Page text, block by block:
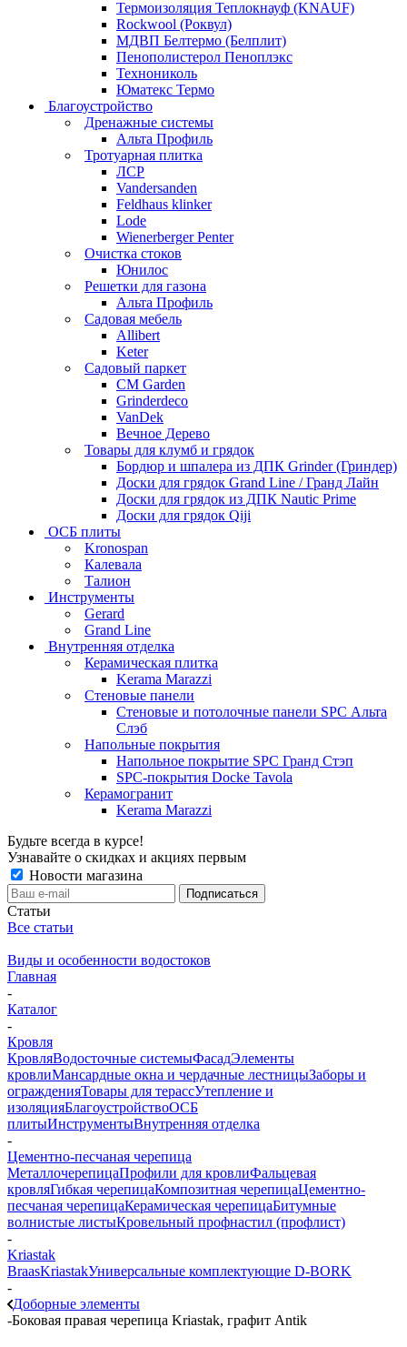
Термоизоляция Теплокнауф (KNAUF)
Rockwool (Роквул)
МДВП Белтермо (Белплит)
Пенополистерол Пеноплэкс
Технониколь
Юматекс Термо
Благоустройство
Дренажные системы
Альта Профиль
Тротуарная плитка
ЛСР
Vandersanden
Feldhaus klinker
Lode
Wienerberger Penter
Очистка стоков
Юнилос
Решетки для газона
Альта Профиль
Садовая мебель
Allibert
Keter
Садовый паркет
CM Garden
Grinderdeco
VanDek
Вечное Дерево
Товары для клумб и грядок
Бордюр и шпалера из ДПК Grinder (Гриндер)
Доски для грядок Grand Line / Гранд Лайн
Доски для грядок из ДПК Nautic Prime
Доски для грядок Qiji
ОСБ плиты
Kronospan
Калевала
Талион
Инструменты
Gerard
Grand Line
Внутренняя отделка
Керамическая плитка
Kerama Marazzi
Стеновые панели
Стеновые и потолочные панели SPC Альта
Слэб
Напольные покрытия
Напольное покрытие SPC Гранд Стэп
SPC-покрытия Docke Tavola
Керамогранит
Kerama Marazzi
Будьте всегда в курсе!
Узнавайте о скидках и акциях первым
Новости магазина
Статьи
Все статьи
Виды и особенности водостоков
Главная
-
Каталог
-
Кровля
КровляВодосточные системыФасадЭлементы
кровлиМансардные окна и чердачные лестницыЗаборы и
огражденияТовары для терассУтепление и
изоляцияБлагоустройствоОСБ
плитыИнструментыВнутренняя отделка
-
Цементно-песчаная черепица
МеталлочерепицаПрофили для кровлиФальцевая
кровляГибкая черепицаКомпозитная черепицаЦементно-
песчаная черепицаКерамическая черепицаБитумные
волнистые листыКровельный профнастил (профлист)
-
Kriastak
BraasKriastakУниверсальные комплектующие D-BORK
-
Доборные элементы
-Боковая правая черепица Kriastak, графит Antik